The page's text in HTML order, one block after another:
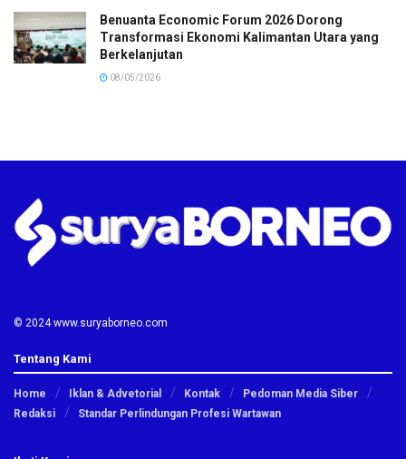
Benuanta Economic Forum 2026 Dorong
Transformasi Ekonomi Kalimantan Utara yang
Berkelanjutan
08/05/2026
© 2024 www.suryaborneo.com
Tentang Kami
Home Iklan & Advetorial Kontak
Pedoman Media Siber
Redaksi
Standar Perlindungan Profesi Wartawan